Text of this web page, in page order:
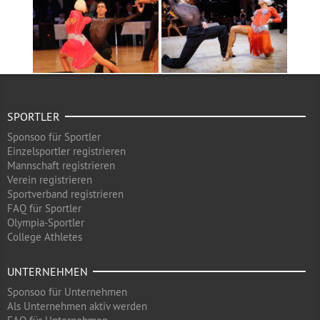
SPORTLER
Sponsoo für Sportler
Einzelsportler registrieren
Mannschaft registrieren
Verein registrieren
Sportverband registrieren
FAQ für Sportler
Olympia-Sportler
College Athletes
UNTERNEHMEN
Sponsoo für Unternehmen
Als Unternehmen aktiv werden